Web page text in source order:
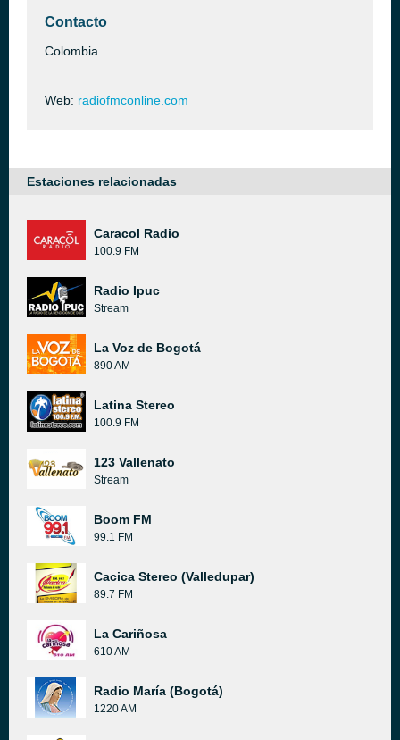
Contacto
Colombia
Web: radiofmconline.com
Estaciones relacionadas
Caracol Radio
100.9 FM
Radio Ipuc
Stream
La Voz de Bogotá
890 AM
Latina Stereo
100.9 FM
123 Vallenato
Stream
Boom FM
99.1 FM
Cacica Stereo (Valledupar)
89.7 FM
La Cariñosa
610 AM
Radio María (Bogotá)
1220 AM